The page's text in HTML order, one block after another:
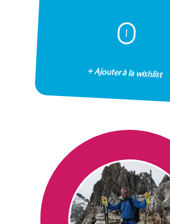
I
+ Ajouter à la wishlist